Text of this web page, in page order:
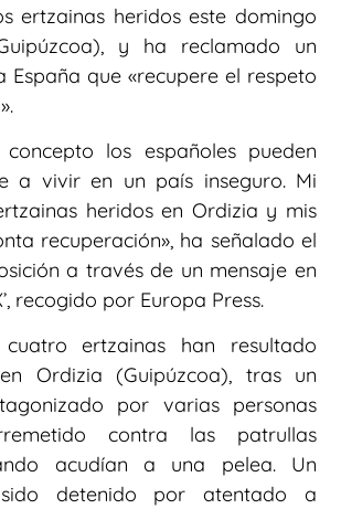
ertzainas heridos este domingo
y ha reclamado un
España que «recupere el respeto
los españoles pueden
a vivir en un país inseguro. Mi
heridos en Ordizia y mis
recuperación», ha señalado el
a través de un mensaje en
recogido por Europa Press.
ertzainas han resultado
Ordizia (Guipúzcoa), tras un
por varias personas
contra las patrullas
acudían a una pelea. Un
detenido por atentado a